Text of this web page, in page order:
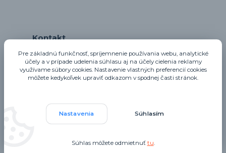
Kontakt
notta@notta.sk
Upravit sběr cookies.
Pre základnú funkčnosť, spríjemnenie používania webu, analytické
účely a v prípade udelenia súhlasu aj na účely cielenia reklamy
využívame súbory cookies. Nastavenie vlastných preferencií cookies
môžete kedykoľvek upraviť odkazom v spodnej časti stránok.
Nastavenia Súhlasím
Súhlas môžete odmietnuť tu.